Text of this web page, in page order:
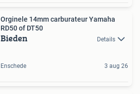
Orginele 14mm carburateur Yamaha
RD50 of DT50
Bieden Details
Enschede 3 aug 26